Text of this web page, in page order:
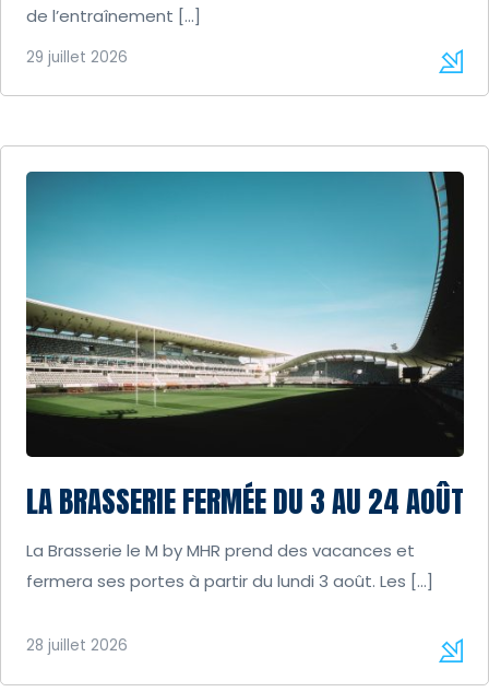
de l’entraînement […]
29 juillet 2026
LA BRASSERIE FERMÉE DU 3 AU 24 AOÛT
La Brasserie le M by MHR prend des vacances et
fermera ses portes à partir du lundi 3 août. Les […]
28 juillet 2026